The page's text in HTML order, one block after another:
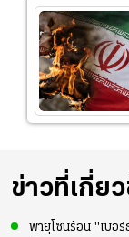
ข่าวที่เกี่ย
พายุโซนร้อน "เบอ